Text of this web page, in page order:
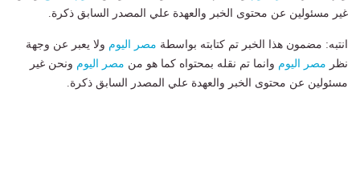
غير مسئولين عن محتوى الخبر والعهدة علي المصدر السابق ذكرة.
انتبه: مضمون هذا الخبر تم كتابته بواسطة مصر اليوم ولا يعبر عن وجهة
نظر مصر اليوم وانما تم نقله بمحتواه كما هو من مصر اليوم ونحن غير
مسئولين عن محتوى الخبر والعهدة علي المصدر السابق ذكرة.